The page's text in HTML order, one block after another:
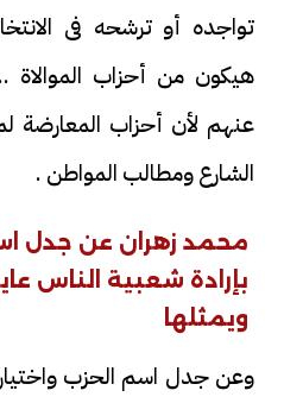
تواجده أو ترشحه فى
هيكون من أحزاب الموالاة
عنهم لأن أحزاب المعارضة
الشارع ومطالب المواطن .
محمد زهران عن جدل
بإرادة شعبية الناس
ويمثلها
وعن جدل اسم الحزب